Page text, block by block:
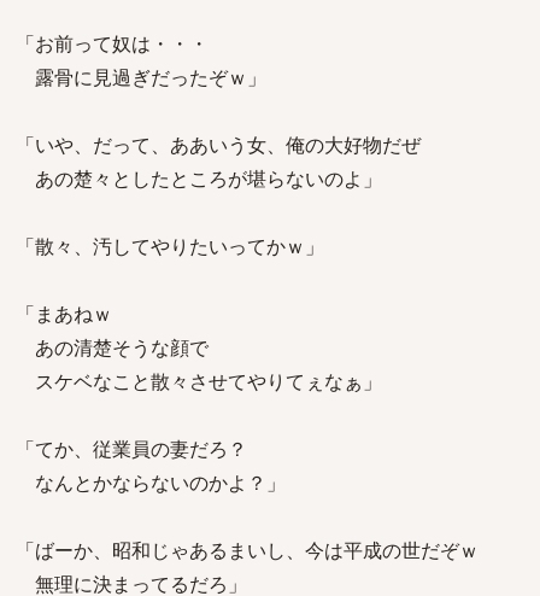
「お前って奴は・・・
露骨に見過ぎだったぞｗ」
「いや、だって、ああいう女、俺の大好物だぜ
あの楚々としたところが堪らないのよ」
「散々、汚してやりたいってかｗ」
「まあねｗ
あの清楚そうな顔で
スケベなこと散々させてやりてぇなぁ」
「てか、従業員の妻だろ？
なんとかならないのかよ？」
「ばーか、昭和じゃあるまいし、今は平成の世だぞｗ
無理に決まってるだろ」